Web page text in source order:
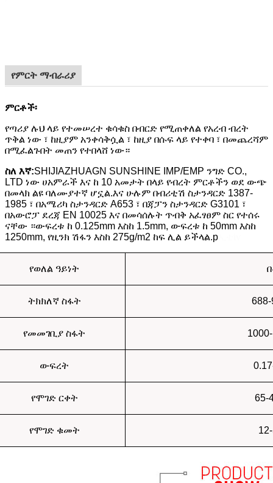
የምርት ማብራሪያ
ምርቶች፡
የጣሪያ ሉህ ላይ የተመሠረተ ቁሳቁስ በብርድ የሚጠቀለል የአረብ ብረት
ጥቅል ነው ፣ ከዚያም አንቀሳቅሷል ፣ ከዚያ በሱፍ ላይ የተቀባ ፣ በመጨረሻም
በሚፈልጉበት መጠን የተበላሸ ነው።
ስለ እኛ:SHIJIAZHUAGN SUNSHINE IMP/EMP ንግድ CO.,
LTD ነው ሀአምራች እና ከ 10 አመታት በላይ የብረት ምርቶችን ወደ ውጭ
በመላክ ልዩ ባለሙያተኛ ሆኗል.እና ሁሉም በብሪቲሽ ስታንዳርድ 1387-
1985 ፣ በአሜሪካ ስታንዳርድ A653 ፣ በጃፓን ስታንዳርድ G3101 ፣
በአውሮፓ ደረጃ EN 10025 እና በመሳሰሉት ጥብቅ አፈፃፀም ስር የተሰሩ
ናቸው ።ውፍረቱ ከ 0.125mm እስከ 1.5mm, ውፍረቱ ከ 50mm እስከ
1250mm, የዚንክ ሽፋን እስከ 275g/m2 ከፍ ሊል ይችላል.p
የወለል ዓይነት
ትክክለኛ ስፋት
የመመገቢያ ስፋት
ውፍረት
የሞገድ ርቀት
የሞገድ ቁመት